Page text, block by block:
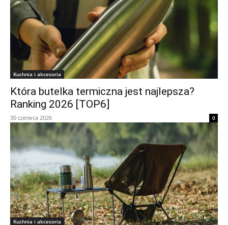
Kuchnia i akcesoria
Która butelka termiczna jest najlepsza?
Ranking 2026 [TOP6]
30 czerwca 2026 0
Kuchnia i akcesoria